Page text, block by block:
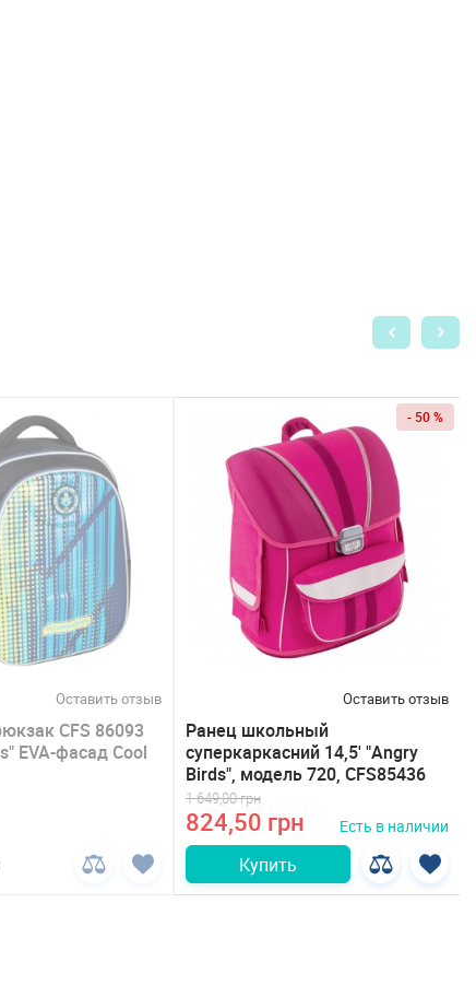
Оставить отзыв
CFS 86093
EVA-фасад Cool
- 50 %
Оставить отзыв
Ранец школьный
суперкаркасний 14,5' "Angry
Birds", модель 720, CFS85436
1 649,00 грн
824,50 грн Есть в наличии
Купить